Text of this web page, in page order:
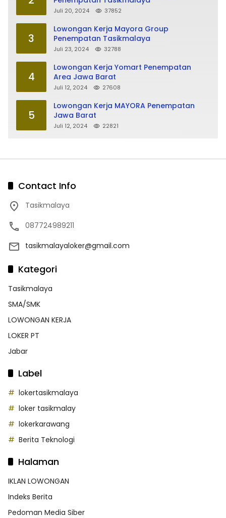
Juli 20, 2024 37852
3
Lowongan Kerja Mayora Group
Penempatan Tasikmalaya
Juli 23, 2024 32788
4
Lowongan Kerja Yomart Penempatan
Area Jawa Barat
Juli 12, 2024 27608
5
Lowongan Kerja MAYORA Penempatan
Jawa Barat
Juli 12, 2024 22821
Contact Info
Tasikmalaya
087724989211
tasikmalayaloker@gmail.com
Kategori
Tasikmalaya
SMA/SMK
LOWONGAN KERJA
LOKER PT
Jabar
Label
lokertasikmalaya
loker tasikmalay
lokerkarawang
Berita Teknologi
Halaman
IKLAN LOWONGAN
Indeks Berita
Pedoman Media Siber